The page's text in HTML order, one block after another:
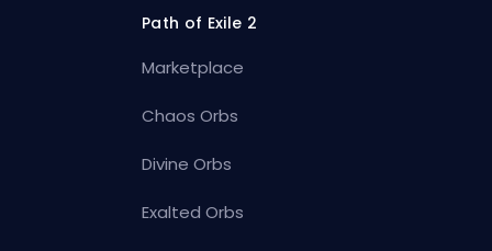
Path of Exile 2
Marketplace
Chaos Orbs
Divine Orbs
Exalted Orbs